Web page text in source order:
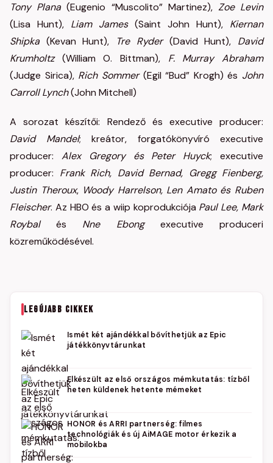
Tony Plana (Eugenio “Muscolito” Martinez), Zoe Levin
(Lisa Hunt), Liam James (Saint John Hunt), Kiernan
Shipka (Kevan Hunt), Tre Ryder(David Hunt), David
Krumholtz(William O. Bittman), F. Murray Abraham
(Judge Sirica), Rich Sommer (Egil “Bud” Krogh) és John
Carroll Lynch(John Mitchell)
A sorozat készítői: Rendező és executive producer:
David Mandel; kreátor, forgatókönyvíró executive
producer: Alex Gregory és Peter Huyck; executive
producer: Frank Rich, David Bernad, Gregg Fienberg,
Justin Theroux, Woody Harrelson, Len Amato és Ruben
Fleischer. Az HBO és a wiip koprodukciója Paul Lee, Mark
Roybalés Nne Ebongexecutive produceri
közreműködésével.
LEGÚJABB CIKKEK
Ismét két ajándékkal bővíthetjük az Epic
játékkönyvtárunkat
Elkészült az első országos mémkutatás: tízből
heten küldenek hetente mémeket
HONOR és ARRI partnerség: filmes
technológiák és új AiMAGE motor érkezik a
mobilokba